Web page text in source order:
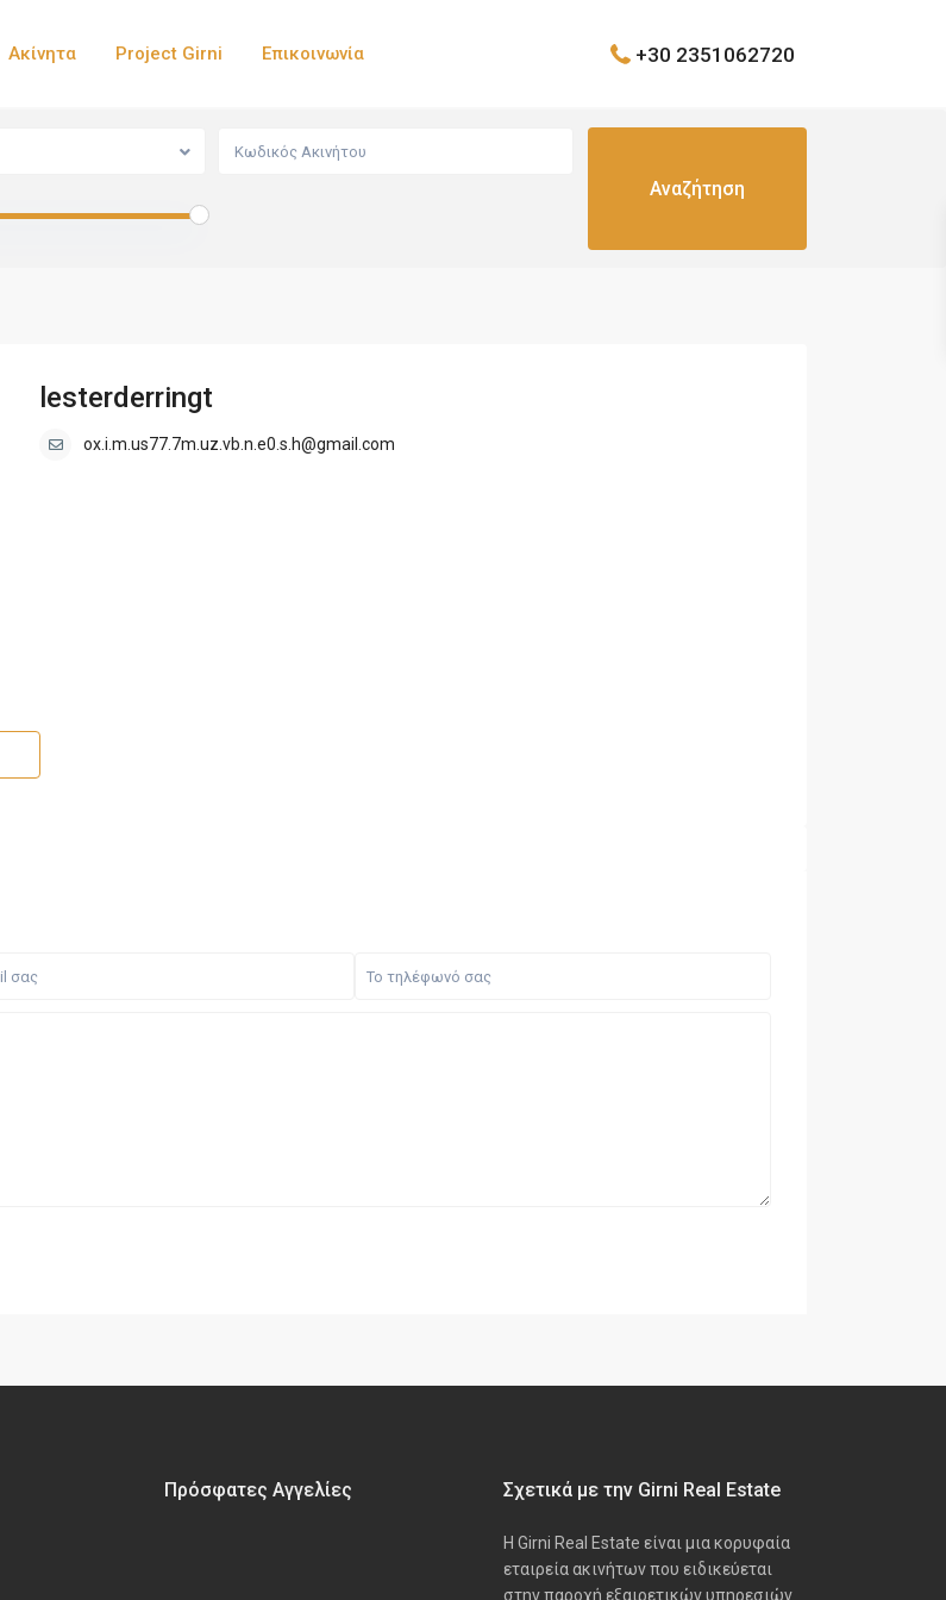
Ακίνητα Project Girni Επικοινωνία +30 2351062720
lesterderringt
ox.i.m.us77.7m.uz.vb.n.e0.s.h@gmail.com
Πρόσφατες Αγγελίες Σχετικά με την Girni Real Estate
Η Girni Real Estate είναι μια κορυφαία
εταιρεία ακινήτων που ειδικεύεται
στην παροχή εξαιρετικών υπηρεσιών